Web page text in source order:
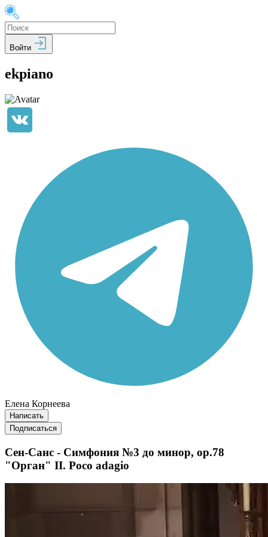
Войти
ekpiano
Елена Корнеева
Написать
Подписаться
Сен-Санс - Симфония №3 до минор, op.78
"Орган" II. Poco adagio